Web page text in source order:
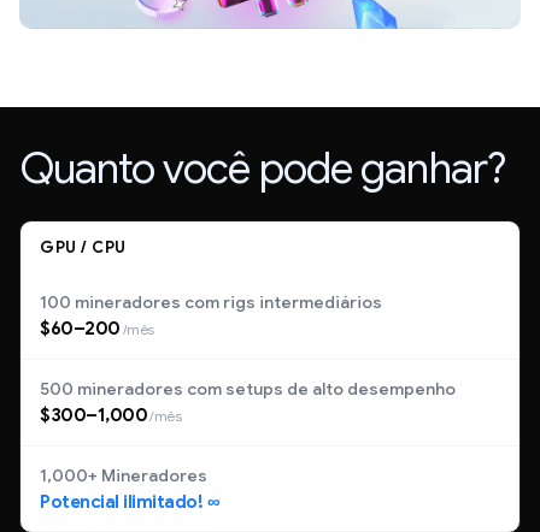
Quanto você pode ganhar?
GPU / CPU
100 mineradores com rigs intermediários
$60–200 /mês
500 mineradores com setups de alto desempenho
$300–1,000/mês
1,000+ Mineradores
Potencial ilimitado! ∞